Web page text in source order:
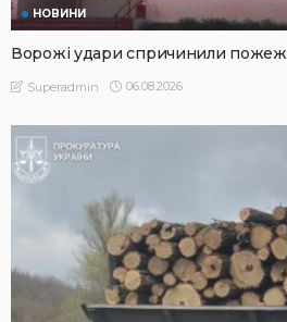
НОВИНИ
Ворожі удари спричинили
Superadmin 06.08.2026